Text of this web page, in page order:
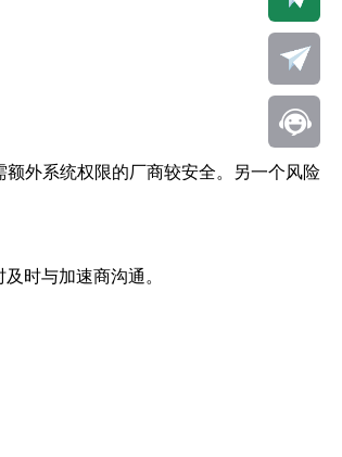
外系统权限的厂商较安全。另一个风险
时与加速商沟通。